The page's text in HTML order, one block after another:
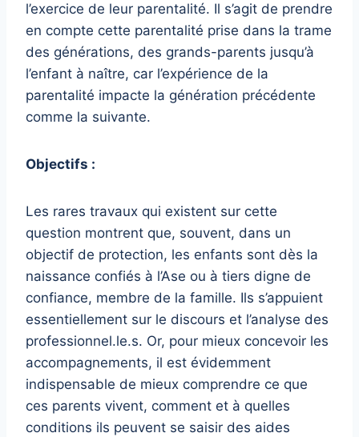
l’exercice de leur parentalité. Il s’agit de prendre
en compte cette parentalité prise dans la trame
des générations, des grands-parents jusqu’à
l’enfant à naître, car l’expérience de la
parentalité impacte la génération précédente
comme la suivante.
Objectifs :
Les rares travaux qui existent sur cette
question montrent que, souvent, dans un
objectif de protection, les enfants sont dès la
naissance confiés à l’Ase ou à tiers digne de
confiance, membre de la famille. Ils s’appuient
essentiellement sur le discours et l’analyse des
professionnel.le.s. Or, pour mieux concevoir les
accompagnements, il est évidemment
indispensable de mieux comprendre ce que
ces parents vivent, comment et à quelles
conditions ils peuvent se saisir des aides